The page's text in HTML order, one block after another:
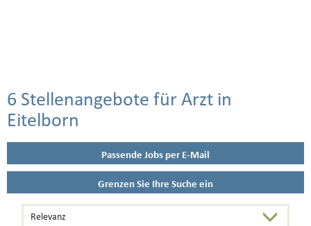
6 Stellenangebote für Arzt in
Eitelborn
Passende Jobs per E-Mail
Grenzen Sie Ihre Suche ein